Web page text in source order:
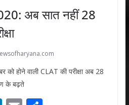
अब सात नहीं 28
होने वाली CLAT की परीक्षा अब 28
के बढ़ते